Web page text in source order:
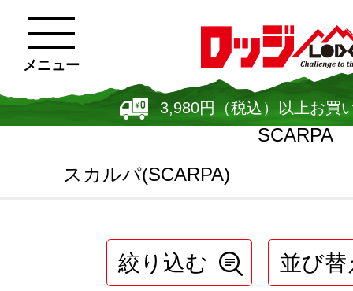
3,980円（税込）以上お買
メニュー
SCARPA
スカルパ(SCARPA)
絞り込む 並び替